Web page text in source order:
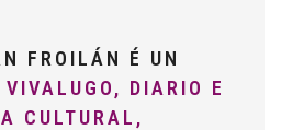
FROILÁN É UN
VIVALUGO, DIARIO E
CULTURAL,